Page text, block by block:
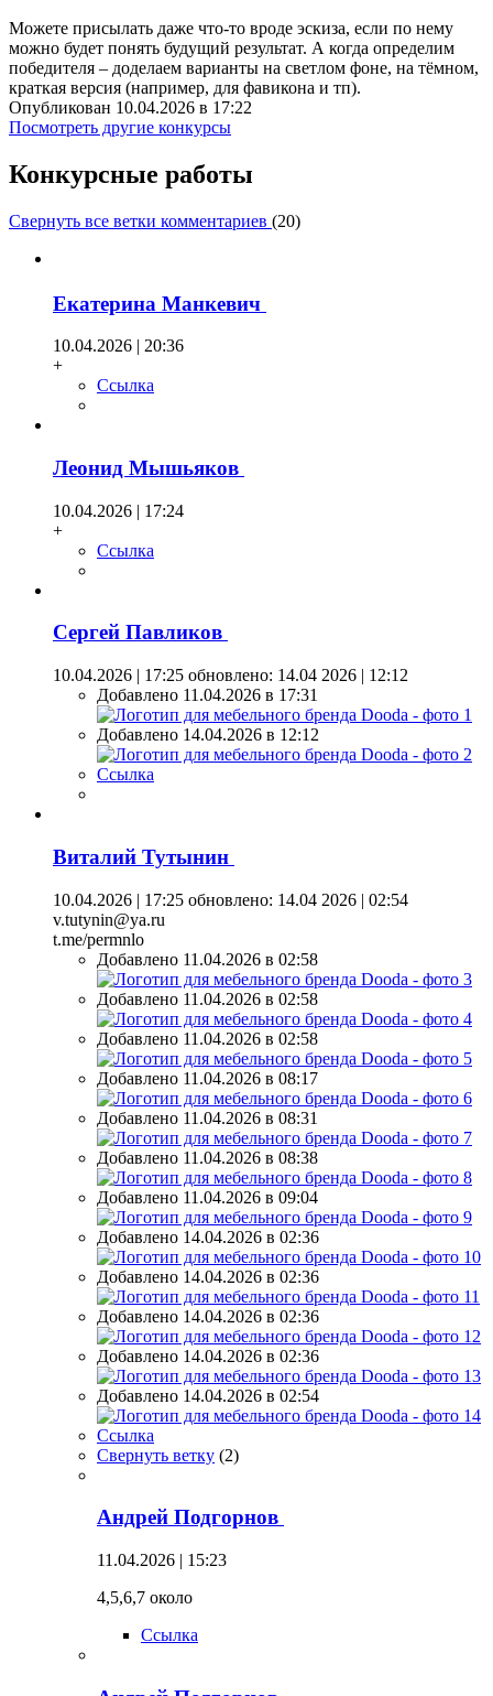
Можете присылать даже что-то вроде эскиза, если по нему
можно будет понять будущий результат. А когда определим
победителя – доделаем варианты на светлом фоне, на тёмном,
краткая версия (например, для фавикона и тп).
Опубликован 10.04.2026 в 17:22
Посмотреть другие конкурсы
Конкурсные работы
Свернуть все ветки комментариев (20)
Екатерина Манкевич
10.04.2026 | 20:36
+
Ссылка
Леонид Мышьяков
10.04.2026 | 17:24
+
Ссылка
Сергей Павликов
10.04.2026 | 17:25 обновлено: 14.04 2026 | 12:12
Добавлено 11.04.2026 в 17:31
Добавлено 14.04.2026 в 12:12
Ссылка
Виталий Тутынин
10.04.2026 | 17:25 обновлено: 14.04 2026 | 02:54
v.tutynin@ya.ru
t.me/permnlo
Добавлено 11.04.2026 в 02:58
Добавлено 11.04.2026 в 02:58
Добавлено 11.04.2026 в 02:58
Добавлено 11.04.2026 в 08:17
Добавлено 11.04.2026 в 08:31
Добавлено 11.04.2026 в 08:38
Добавлено 11.04.2026 в 09:04
Добавлено 14.04.2026 в 02:36
Добавлено 14.04.2026 в 02:36
Добавлено 14.04.2026 в 02:36
Добавлено 14.04.2026 в 02:36
Добавлено 14.04.2026 в 02:54
Ссылка
Свернуть ветку (2)
Андрей Подгорнов
11.04.2026 | 15:23
4,5,6,7 около
Ссылка